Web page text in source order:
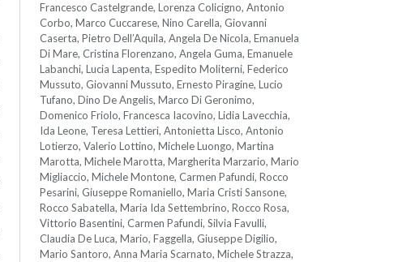
Francesco Castelgrande, Lorenza Colicigno, Antonio
Corbo, Marco Cuccarese, Nino Carella, Giovanni
Caserta, Pietro Dell’Aquila, Angela De Nicola, Emanuela
Di Mare, Cristina Florenzano, Angela Guma, Emanuele
Labanchi, Lucia Lapenta, Espedito Moliterni, Federico
Mussuto, Giovanni Mussuto, Ernesto Piragine, Lucio
Tufano, Dino De Angelis, Marco Di Geronimo,
Domenico Friolo, Francesca Iacovino, Lidia Lavecchia,
Ida Leone, Teresa Lettieri, Antonietta Lisco, Antonio
Lotierzo, Valerio Lottino, Michele Luongo, Martina
Marotta, Michele Marotta, Margherita Marzario, Mario
Migliaccio, Michele Montone, Carmen Pafundi, Rocco
Pesarini, Giuseppe Romaniello, Maria Cristi Sansone,
Rocco Sabatella, Maria Ida Settembrino, Rocco Rosa,
Vittorio Basentini, Carmen Pafundi, Silvia Favulli,
Claudia De Luca, Mario, Faggella, Giuseppe Digilio,
Mario Santoro, Anna Maria Scarnato, Michele Strazza,